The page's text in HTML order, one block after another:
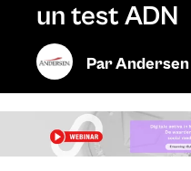
un test ADN
ParAndersen